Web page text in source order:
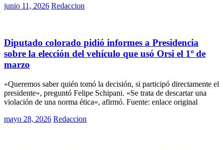
Posted
junio 11, 2026 Redaccion
Diputado colorado pidió informes a Presidencia
sobre la elección del vehículo que usó Orsi el 1º de
marzo
«Queremos saber quién tomó la decisión, si participó directamente el
presidente», preguntó Felipe Schipani. «Se trata de descartar una
violación de una norma ética», afirmó. Fuente: enlace original
Posted
mayo 28, 2026 Redaccion